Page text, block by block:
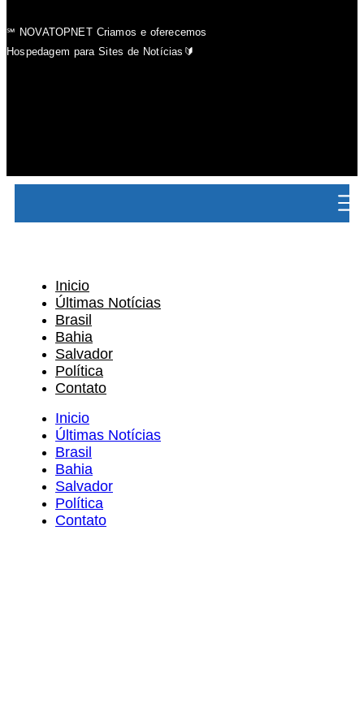
℠ NOVATOPNET Criamos e oferecemos
Hospedagem para Sites de Notícias🔰
Inicio
Últimas Notícias
Brasil
Bahia
Salvador
Política
Contato
Inicio
Últimas Notícias
Brasil
Bahia
Salvador
Política
Contato